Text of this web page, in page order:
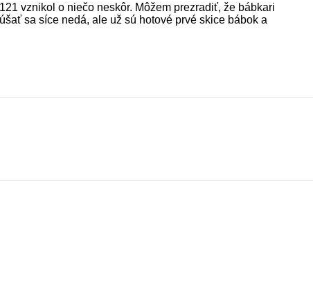
vznikol o niečo neskôr. Môžem prezradiť, že bábkari
sa síce nedá, ale už sú hotové prvé skice bábok a